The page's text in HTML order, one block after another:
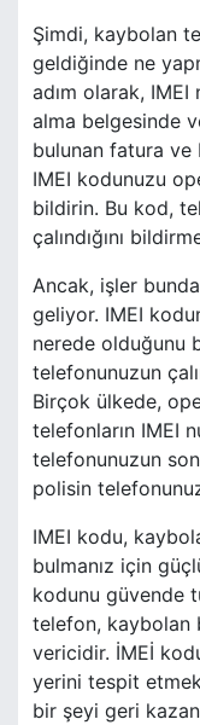
Şimdi, kaybolan
geldiğinde ne
adım olarak, IMEI
alma belgesinde
bulunan fatura ve
IMEI kodunuzu
bildirin. Bu kod,
çalındığını
Ancak, işler
geliyor. IMEI
nerede olduğunu
telefonunuzun
Birçok ülkede,
telefonların IMEI
telefonunuzun
polisin
IMEI kodu,
bulmanız için
kodunu güvende
telefon, kaybolan
vericidir. İMEİ
yerini tespit
bir şeyi geri